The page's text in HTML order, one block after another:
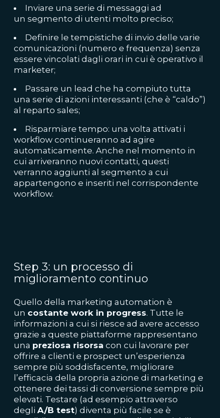
Inviare una serie di messaggi ad
un segmento di utenti molto preciso;
Definire le tempistiche di invio delle varie
comunicazioni (numero e frequenza) senza
essere vincolati dagli orari in cui è operativo il
marketer;
Passare un lead che ha compiuto tutta
una serie di azioni interessanti (che è “caldo”)
al reparto sales;
Risparmiare tempo: una volta attivati i
workflow continueranno ad agire
automaticamente. Anche nel momento in
cui arriveranno nuovi contatti, questi
verranno aggiunti al segmento a cui
appartengono e inseriti nel corrispondente
workflow.
Step 3: un processo di
miglioramento continuo
Quello della marketing automation è
un costante work in progress. Tutte le
informazioni a cui si riesce ad avere accesso
grazie a queste piattaforme rappresentano
una preziosa risorsa con cui lavorare per
offrire a clienti e prospect un’esperienza
sempre più soddisfacente, migliorare
l’efficacia della propria azione di marketing e
ottenere dei tassi di conversione sempre più
elevati. Testare (ad esempio attraverso
degli A/B test) diventa più facile se è